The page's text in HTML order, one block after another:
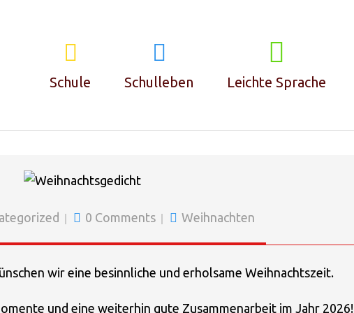
Schule
Lernräume
Inklusion
Schulleben
Schülerrat
Schlaumacherzeit
Leichte Sprache
🎄FROHE WEIHNACHTEN!✨
0 Comments Weihnachten
wir eine besinnliche und erholsame Weihnachtszeit.
und eine weiterhin gute Zusammenarbeit im Jahr 2026!